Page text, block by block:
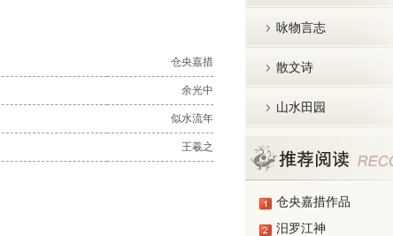
仓央嘉措
余光中
似水流年
王羲之
咏物言志
散文诗
山水田园
仓央嘉措作品
汨罗江神